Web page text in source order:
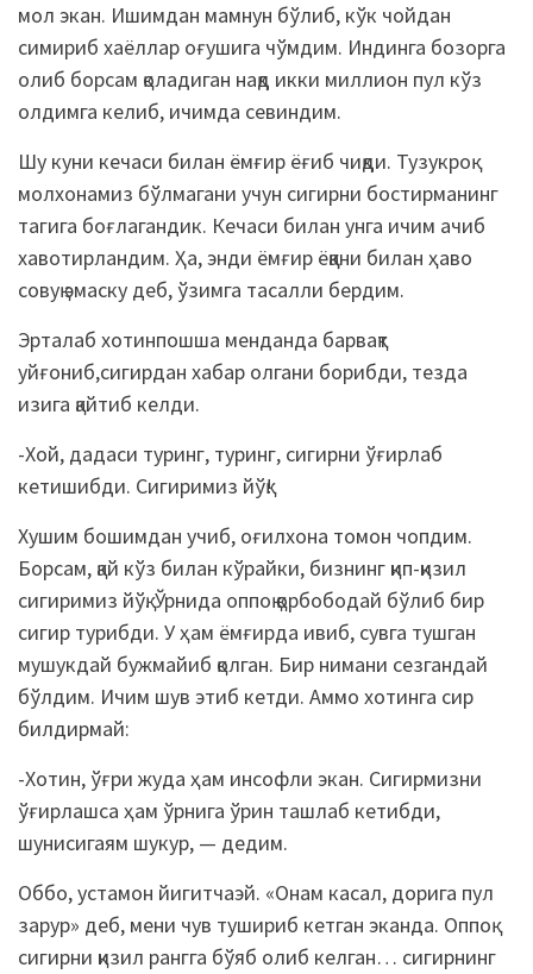
мол экан. Ишимдан мамнун бўлиб, кўк чойдан
симириб хаёллар оғушига чўмдим. Индинга бозорга
олиб борсам қоладиган нақд икки миллион пул кўз
олдимга келиб, ичимда севиндим.
Шу куни кечаси билан ёмғир ёғиб чиқди. Тузукроқ
молхонамиз бўлмагани учун сигирни бостирманинг
тагига боғлагандик. Кечаси билан унга ичим ачиб
хавотирландим. Ҳа, энди ёмғир ёққани билан ҳаво
совуқ эмаску деб, ўзимга тасалли бердим.
Эрталаб хотинпошша менданда барвақт
уйғониб,сигирдан хабар олгани борибди, тезда
изига қайтиб келди.
-Хой, дадаси туринг, туринг, сигирни ўғирлаб
кетишибди. Сигиримиз йўқ!
Хушим бошимдан учиб, оғилхона томон чопдим.
Борсам, қай кўз билан кўрайки, бизнинг қип-қизил
сигиримиз йўқ. Ўрнида оппоқ қорбободай бўлиб бир
сигир турибди. У ҳам ёмғирда ивиб, сувга тушган
мушукдай бужмайиб қолган. Бир нимани сезгандай
бўлдим. Ичим шув этиб кетди. Аммо хотинга сир
билдирмай:
-Хотин, ўғри жуда ҳам инсофли экан. Сигирмизни
ўғирлашса ҳам ўрнига ўрин ташлаб кетибди,
шунисигаям шукур, — дедим.
Оббо, устамон йигитчаэй. «Онам касал, дорига пул
зарур» деб, мени чув тушириб кетган эканда. Оппоқ
сигирни қизил рангга бўяб олиб келган… сигирнинг